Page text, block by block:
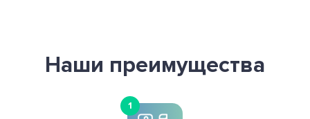
Наши преимущества
1